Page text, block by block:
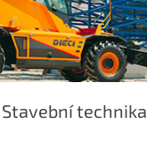
Stavební technika